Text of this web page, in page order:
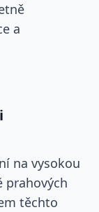
a
na vysokou
prahových
těchto